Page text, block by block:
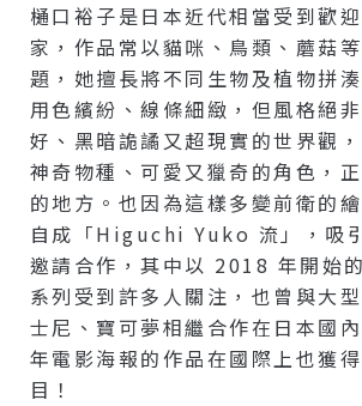
樋口裕子是日本近代相當受到歡
家，作品常以貓咪、鳥類、蘑菇
題，她擅長將不同生物及植物拼
用色繽紛、線條細緻，但風格絕
好、黑暗詭譎又超現實的世界觀
神奇物種、可愛又獵奇的角色，
的地方。也因為這樣多變前衛的
自成「Higuchi Yuko 流」，吸
邀請合作，其中以 2018 年開始
系列受到許多人關注，也曾與大
士尼、寶可夢相繼合作在日本國
年電影海報的作品在國際上也獲
目！